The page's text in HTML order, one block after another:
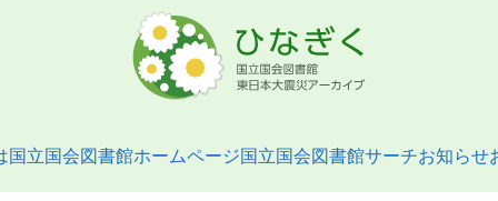
国立国会図書館ホームページ国立国会図書館サーチお知らせ